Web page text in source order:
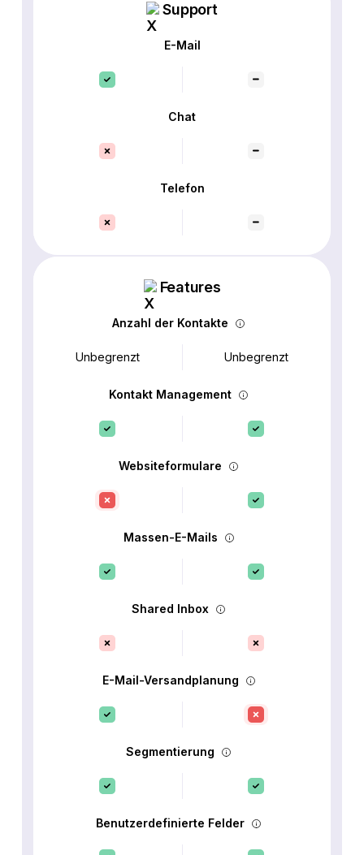
Support
E-Mail
Chat
Telefon
Features
Anzahl der Kontakte
Unbegrenzt Unbegrenzt
Kontakt Management
Websiteformulare
Massen-E-Mails
Shared Inbox
E-Mail-Versandplanung
Segmentierung
Benutzerdefinierte Felder